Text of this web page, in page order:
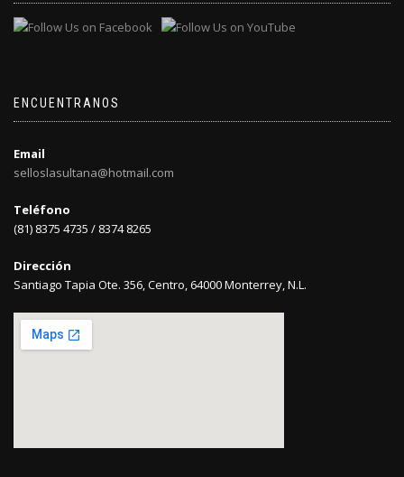
ENCUENTRANOS
Email
selloslasultana@hotmail.com
Teléfono
(81) 8375 4735 / 8374 8265
Dirección
Santiago Tapia Ote. 356, Centro, 64000 Monterrey, N.L.